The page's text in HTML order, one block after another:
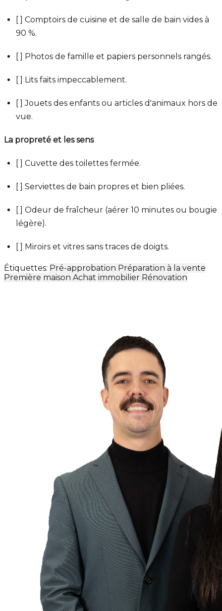
[ ] Comptoirs de cuisine et de salle de bain vides à
90 %.
[ ] Photos de famille et papiers personnels rangés.
[ ] Lits faits impeccablement.
[ ] Jouets des enfants ou articles d'animaux hors de
vue.
La propreté et les sens
[ ] Cuvette des toilettes fermée.
[ ] Serviettes de bain propres et bien pliées.
[ ] Odeur de fraîcheur (aérer 10 minutes ou bougie
légère).
[ ] Miroirs et vitres sans traces de doigts.
Étiquettes: Pré-approbation Préparation à la vente
Première maison Achat immobilier Rénovation